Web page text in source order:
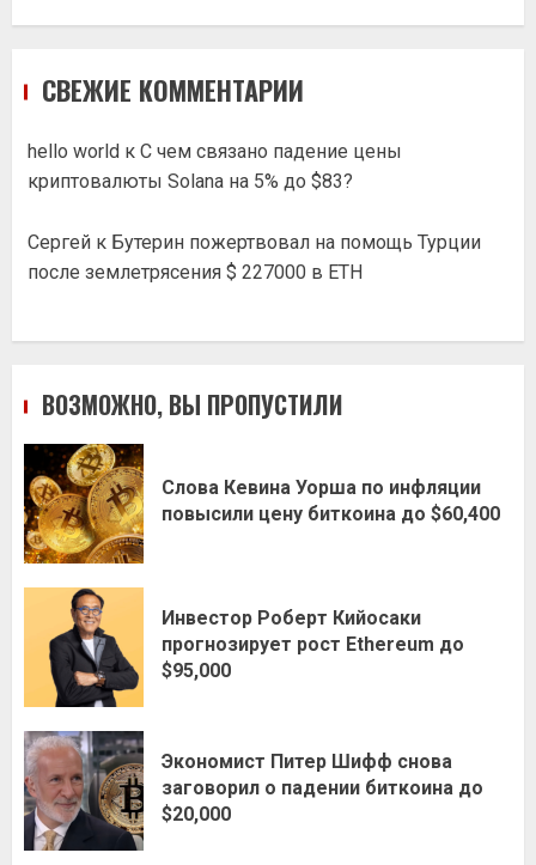
СВЕЖИЕ КОММЕНТАРИИ
hello world к С чем связано падение цены
криптовалюты Solana на 5% до $83?
Сергей к Бутерин пожертвовал на помощь Турции
после землетрясения $ 227000 в ETH
ВОЗМОЖНО, ВЫ ПРОПУСТИЛИ
Слова Кевина Уорша по инфляции
повысили цену биткоина до $60,400
Инвестор Роберт Кийосаки
прогнозирует рост Ethereum до
$95,000
Экономист Питер Шифф снова
заговорил о падении биткоина до
$20,000